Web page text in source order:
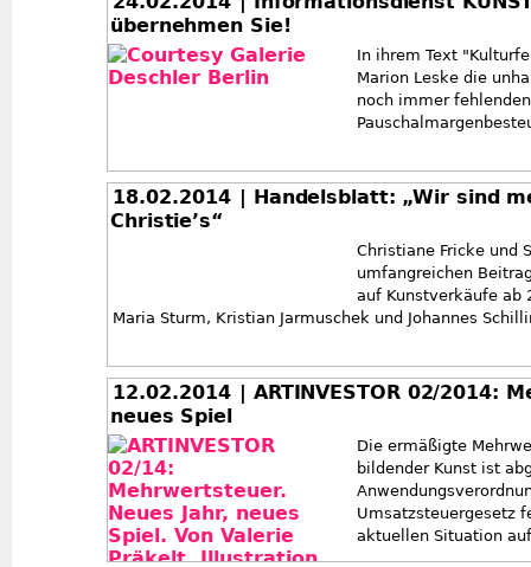
übernehmen Sie!
In ihrem Text
Marion Leske die
noch immer
18.02.2014 | Handelsblatt: „Wir sind
Christie’s“
Christiane Fricke und
umfangreichen
auf Kunstverkäufe ab
Maria Sturm, Kristian Jarmuschek und Johannes
12.02.2014 | ARTINVESTOR 02/2014:
neues Spiel
Die ermäßigte
bildender Kunst ist
Umsatzsteuergesetz
aktuellen Situation